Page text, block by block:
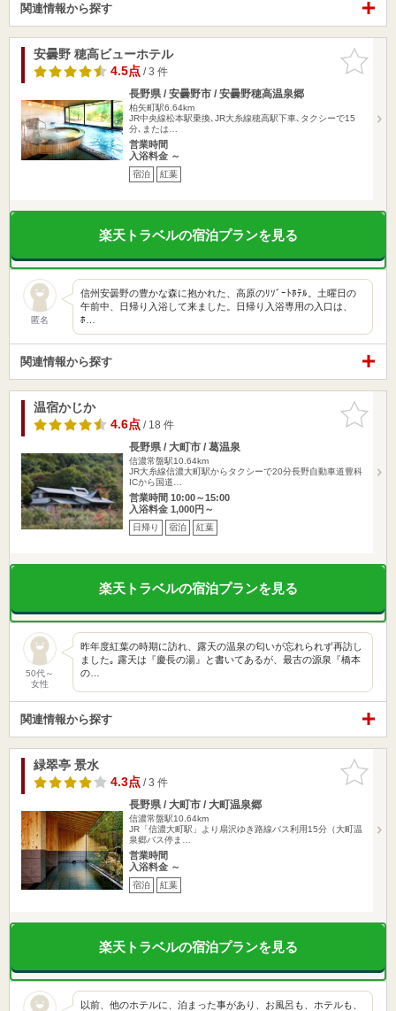
関連情報から探す
お気に入
りに追加
安曇野 穂高ビューホテル
4.5点/ 3 件
長野県 / 安曇野市 / 安曇野穂高温泉郷
柏矢町駅6.64km
JR中央線松本駅乗換､JR大糸線穂高駅下車､タクシーで15
分､または…
営業時間
入浴料金 ～
宿泊 紅葉
楽天トラベルの宿泊プランを見る
匿名
信州安曇野の豊かな森に抱かれた、高原のﾘｿﾞｰﾄﾎﾃﾙ。土曜日の
午前中、日帰り入浴して来ました。日帰り入浴専用の入口は、
ﾎ…
関連情報から探す
お気に入
りに追加
温宿かじか
4.6点/ 18 件
長野県 / 大町市 / 葛温泉
信濃常盤駅10.64km
JR大糸線信濃大町駅からタクシーで20分長野自動車道豊科
ICから国道…
営業時間 10:00～15:00
入浴料金 1,000円～
日帰り 宿泊 紅葉
楽天トラベルの宿泊プランを見る
50代～
女性
昨年度紅葉の時期に訪れ、露天の温泉の匂いが忘れられず再訪し
ました｡ 露天は『慶長の湯』と書いてあるが、最古の源泉『橋本
の…
関連情報から探す
お気に入
りに追加
緑翠亭 景水
4.3点/ 3 件
長野県 / 大町市 / 大町温泉郷
信濃常盤駅10.64km
JR「信濃大町駅」より扇沢ゆき路線バス利用15分（大町温
泉郷バス停ま…
営業時間
入浴料金 ～
宿泊 紅葉
楽天トラベルの宿泊プランを見る
以前、他のホテルに、泊まった事があり、お風呂も、ホテルも、